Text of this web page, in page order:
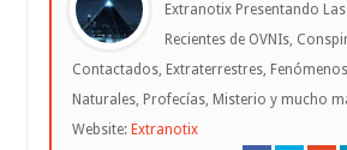
Extranotix Presentando
Recientes de OVNIs,
Contactados, Extraterrestres,
Naturales, Profecías, Misterio y mucho
Website: Extranotix